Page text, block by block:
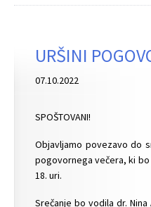
URŠINI
07.10.2022
SPOŠTOVANI!
Objavljamo povezavo do
pogovornega večera, ki
18. uri.
Srečanje bo vodila dr.